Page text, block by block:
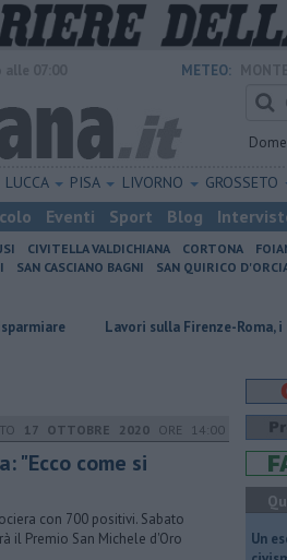
METEO:
LUCCA PISA LIVORNO GROSSETO
Eventi Sport Blog
CIVITELLA VALDICHIANA CORTONA
SAN CASCIANO BAGNI SAN QUIRICO
Lavori sulla Firenze-Roma, i treni
17 OTTOBRE 2020 ORE 14:00
"Ecco come si
con 700 positivi. Sabato
il Premio San Michele d'Oro
​Un